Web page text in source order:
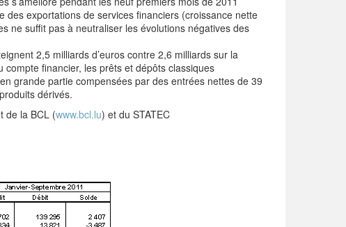
des exportations de services financiers (croissance nette
ne suffit pas à neutraliser les évolutions négatives des
2,5 milliards d’euros contre 2,6 milliards sur la
financier, les prêts et dépôts classiques
grande partie compensées par des entrées nettes de 39
dérivés.
de la BCL (www.bcl.lu) et du STATEC